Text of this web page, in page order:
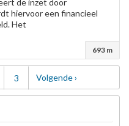
de inzet door
hiervoor een financieel
Het
2023 uit een vergoeding
693 m
pagina
3 Volgendepagina
›